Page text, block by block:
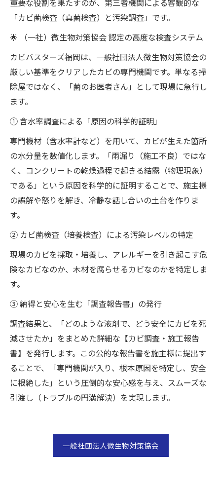
重要な役割を果たすのが、第三者機関による客観的な
「カビ菌検査（真菌検査）と汚染調査」です。
🌟 （一社）微生物対策協会 認定の高度な検査システム
カビバスターズ福岡は、一般社団法人微生物対策協会の
厳しい基準をクリアしたカビの専門機関です。単なる掃
除屋ではなく、「菌のお医者さん」として現場に急行し
ます。
① 含水率調査による「原因の科学的証明」
専門機材（含水率計など）を用いて、カビが生えた箇所
の水分量を数値化します。「雨漏り（施工不良）ではな
く、コンクリートの乾燥過程で起きる結露（物理現象）
である」という原因を科学的に証明することで、施主様
の誤解や怒りを解き、冷静な話し合いの土台を作りま
す。
② カビ菌検査（培養検査）による汚染レベルの特定
現場のカビを採取・培養し、アレルギーを引き起こす危
険なカビなのか、木材を腐らせるカビなのかを特定しま
す。
③ 納得と安心を生む「調査報告書」の発行
調査結果と、「どのような液剤で、どう安全にカビを死
滅させたか」をまとめた詳細な【カビ調査・施工報告
書】を発行します。この公的な報告書を施主様に提出す
ることで、「専門機関が入り、根本原因を特定し、安全
に根絶した」という圧倒的な安心感を与え、スムーズな
引渡し（トラブルの円満解決）を実現します。
一般社団法人微生物対策協会